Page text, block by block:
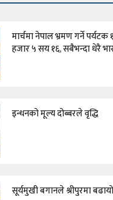
मार्चमा नेपाल भ्रमण गर्ने
हजार ५ सय १६, सबैभन्दा धेरै
इन्धनको मूल्य दोब्बरले वृद्धि
सूर्यमुखी बगानले श्रीपुरमा